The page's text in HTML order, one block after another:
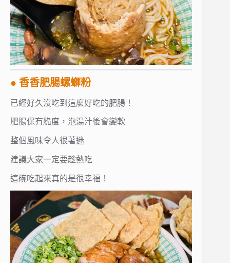
● 香香肥腸螺螄粉
已經好久沒吃到這麼好吃的肥腸！
肥腸保有脆度，泡湯汁後會變軟
整個風味令人很著迷
建議大家一定要趁熱吃
這碗吃起來真的是很幸福！